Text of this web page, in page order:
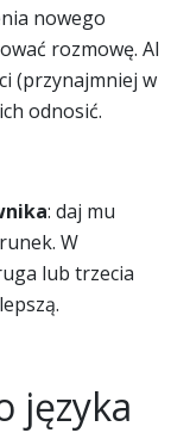
nowego
rozmowę. AI
(przynajmniej w
odnosić.
: daj mu
W
lub trzecia
języka